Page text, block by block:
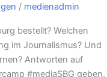
/ medienadmin
bestellt? Welchen
im Journalismus? Und
Antworten auf
#mediaSBG geben.